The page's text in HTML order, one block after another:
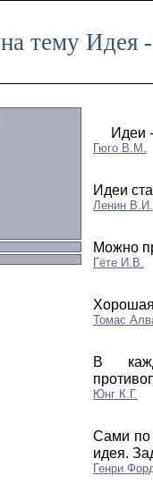
на тему Идея
Идеи
Гюго В.М.
Идеи
Ленин В.И.
Можно
Гёте И.В.
Хорошая
Томас
В
Юнг К.Г.
Сами по
идея.
Генри